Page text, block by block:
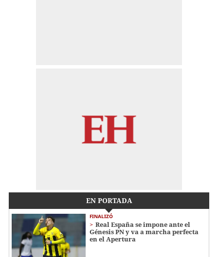
EN PORTADA
FINALIZÓ
Real España se impone ante el
Génesis PN y va a marcha perfecta
en el Apertura